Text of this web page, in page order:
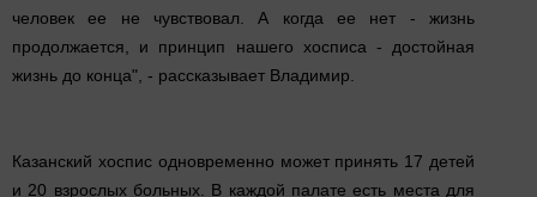
человек ее не чувствовал. А когда ее нет - жизнь
продолжается, и принцип нашего хосписа - достойная
жизнь до конца", - рассказывает Владимир.
Казанский хоспис одновременно может принять 17 детей
и 20 взрослых больных. В каждой палате есть места для